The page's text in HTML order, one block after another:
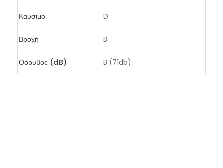
Καύσιμο D
Βροχή B
Θόρυβος (dB) B (71db)